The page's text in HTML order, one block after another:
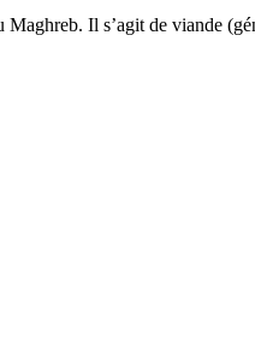
Il s’agit de viande